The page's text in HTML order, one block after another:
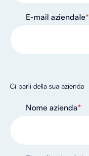
E-mail aziendale*
Ci parli della sua azienda
Nome azienda*